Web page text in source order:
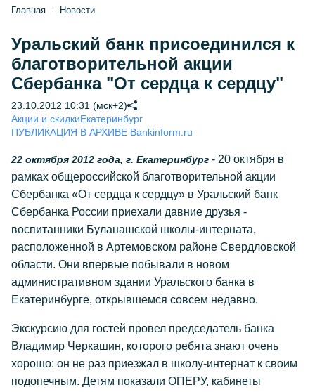
Главная Новости
Уральский банк присоединился к
благотворительной акции
Сбербанка "От сердца к сердцу"
23.10.2012 10:31 (мск+2)
Акции и скидкиЕкатеринбург
ПУБЛИКАЦИЯ В АРХИВЕ Bankinform.ru
22 октября 2012 года, г. Екатеринбург - 20 октября в
рамках общероссийской благотворительной акции
Сбербанка «От сердца к сердцу» в Уральский банк
Сбербанка России приехали давние друзья -
воспитанники Буланашской школы-интерната,
расположенной в Артемовском районе Свердловской
области. Они впервые побывали в новом
административном здании Уральского банка в
Екатеринбурге, открывшемся совсем недавно.
Экскурсию для гостей провел председатель банка
Владимир Черкашин, которого ребята знают очень
хорошо: он не раз приезжал в школу-интернат к своим
подопечным. Детям показали ОПЕРУ, кабинеты